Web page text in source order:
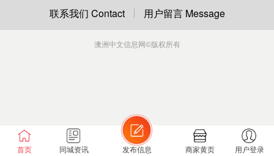
首页 同城资讯 发布信息 商家黄页 用户登录
联系我们 Contact 用户留言 Message
澳洲中文信息网©版权所有